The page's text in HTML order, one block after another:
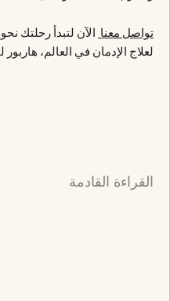
تواصل معنا الآن لتبدأ رحلتك
لعلاج الإدمان في العالم، هاربور
القراءة القادمة